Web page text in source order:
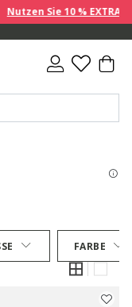
Sie 10 % EXTRA
FARBE